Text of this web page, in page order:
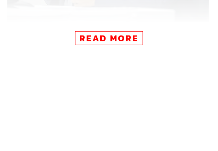
วันนี้ (30 พ.ย.) นายปรีชาพล พงษ์พานิช หัวหน้าพรรคไทย
READ MORE